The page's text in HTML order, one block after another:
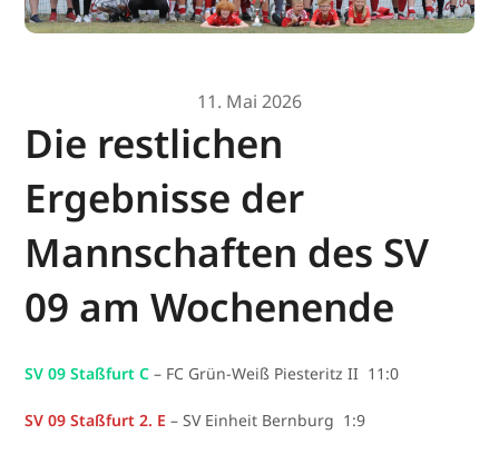
11. Mai 2026
Die restlichen
Ergebnisse der
Mannschaften des SV
09 am Wochenende
SV 09 Staßfurt C – FC Grün-Weiß Piesteritz II 11:0
SV 09 Staßfurt 2. E– SV Einheit Bernburg 1:9